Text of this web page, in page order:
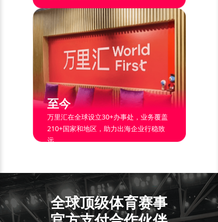
至今
万里汇在全球设立30+办事处，业务覆盖
210+国家和地区，助力出海企业行稳致
远
全球顶级体育赛事